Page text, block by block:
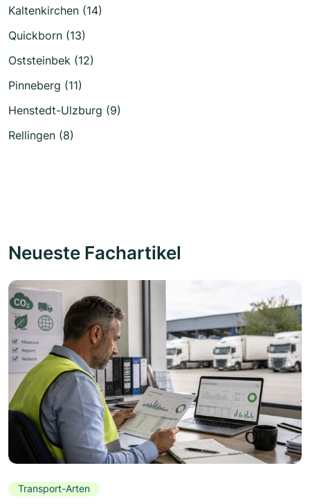
Kaltenkirchen (14)
Quickborn (13)
Oststeinbek (12)
Pinneberg (11)
Henstedt-Ulzburg (9)
Rellingen (8)
Neueste Fachartikel
Transport-Arten